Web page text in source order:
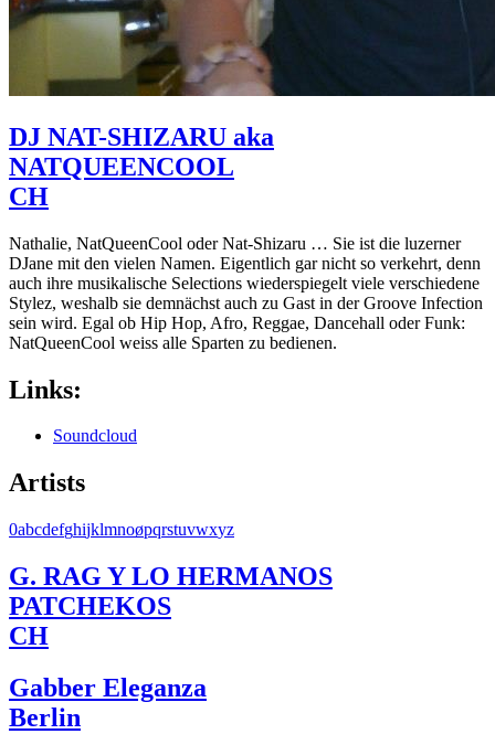
DJ NAT-SHIZARU aka
NATQUEENCOOL
CH
Nathalie, NatQueenCool oder Nat-Shizaru … Sie ist die luzerner
DJane mit den vielen Namen. Eigentlich gar nicht so verkehrt, denn
auch ihre musikalische Selections wiederspiegelt viele verschiedene
Stylez, weshalb sie demnächst auch zu Gast in der Groove Infection
sein wird. Egal ob Hip Hop, Afro, Reggae, Dancehall oder Funk:
NatQueenCool weiss alle Sparten zu bedienen.
Links:
Soundcloud
Artists
0abcdefghijklmnoøpqrstuvwxyz
G. RAG Y LO HERMANOS
PATCHEKOS
CH
Gabber Eleganza
Berlin